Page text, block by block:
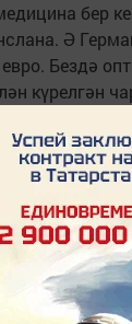
бер
Ә
Бездә
күрелгән
итмәде.
хакын
Икътисади
югары
кереме
Россия